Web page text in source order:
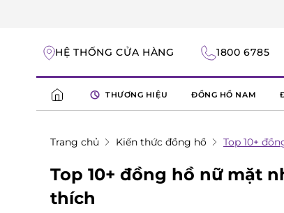
HỆ THỐNG CỬA HÀNG 1800 6785
THƯƠNG HIỆU ĐỒNG HỒ NAM
Trang chủ Kiến thức đồng hồ Top 10+
Top 10+ đồng hồ nữ mặt
thích